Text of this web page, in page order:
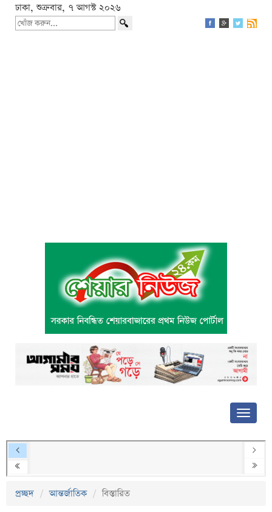
ঢাকা, শুক্রবার, ৭ আগস্ট ২০২৬
প্রচ্ছদ আন্তর্জাতিক বিস্তারিত